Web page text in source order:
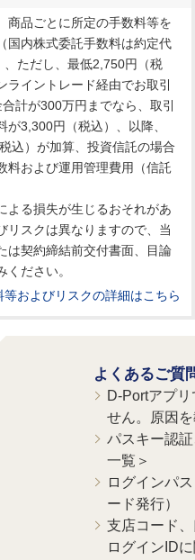
商品ごとに所定の手数料等を
国内株式委託手数料は約定代
ただし、最低2,750円（税
イントレード経由でお取引
計が300万円までなら、取引
3,300円（税込）、以降、
込）が加算、投資信託の場合
料および運用管理費用（信託
よる損失が生じるおそれがあ
リスクは異なりますので、当
は契約締結前交付書面、目論
ださい。
およびリスクの詳細はこちら
よくあるご質
D-Portアプ
せん。原因
パスキー認
一覧＞
ログインパ
ード発行）
支店コード
ログインID